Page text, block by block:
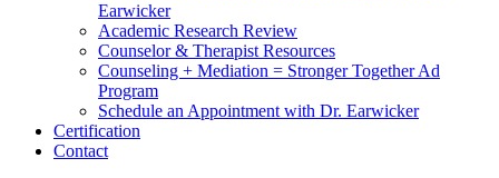
Earwicker
Academic Research Review
Counselor & Therapist Resources
Counseling + Mediation = Stronger Together Ad
Program
Schedule an Appointment with Dr. Earwicker
Certification
Contact